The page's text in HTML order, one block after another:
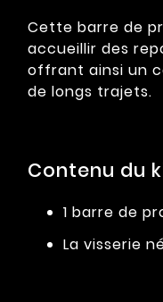
Cette barre de
accueillir des
offrant ainsi un
de longs trajets.
Contenu du
1 barre de
La visserie